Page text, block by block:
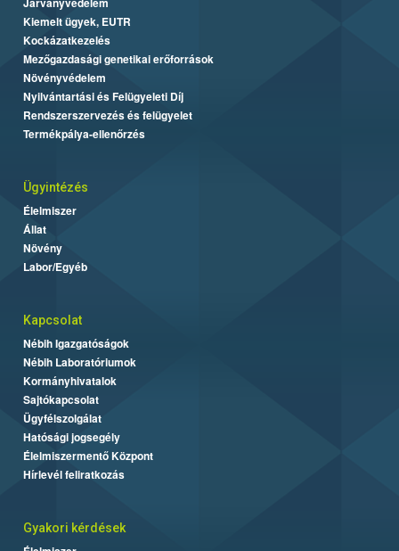
Kiemelt ügyek, EUTR
Kockázatkezelés
Mezőgazdasági genetikai erőforrások
Növényvédelem
Nyilvántartási és Felügyeleti Díj
Rendszerszervezés és felügyelet
Termékpálya-ellenőrzés
Ügyintézés
Élelmiszer
Állat
Növény
Labor/Egyéb
Kapcsolat
Nébih Igazgatóságok
Nébih Laboratóriumok
Kormányhivatalok
Sajtókapcsolat
Ügyfélszolgálat
Hatósági jogsegély
Élelmiszermentő Központ
Hírlevél feliratkozás
Gyakori kérdések